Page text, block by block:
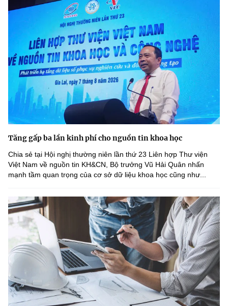
Tăng gấp ba lần kinh phí cho nguồn tin khoa học
Chia sẻ tại Hội nghị thường niên lần thứ 23 Liên hợp Thư viện
Việt Nam về nguồn tin KH&CN, Bộ trưởng Vũ Hải Quân nhấn
mạnh tầm quan trọng của cơ sở dữ liệu khoa học cũng như...